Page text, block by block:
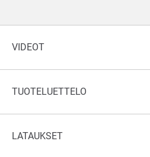
VIDEOT
TUOTELUETTELO
LATAUKSET